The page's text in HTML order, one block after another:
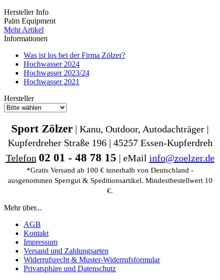
Hersteller Info
Palm Equipment
Mehr Artikel
Informationen
Was ist los bei der Firma Zölzer?
Hochwasser 2024
Hochwasser 2023/24
Hochwasser 2021
Hersteller
Sport Zölzer | Kanu, Outdoor, Autodachträger |
Kupferdreher Straße 196 | 45257 Essen-Kupferdreh
Telefon 02 01 - 48 78 15 | eMail info@zoelzer.de
*Gratis Versand ab 100 € innerhalb von Deutschland -
ausgenommen Sperrgut & Speditionsartikel. Mindestbestellwert 10
€.
Mehr über...
AGB
Kontakt
Impressum
Versand und Zahlungsarten
Widerrufsrecht & Muster-Widerrufsformular
Privatsphäre und Datenschutz